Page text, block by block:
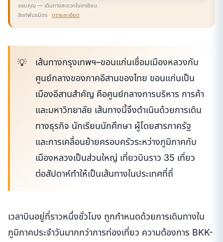
ขอบคุณ — เดินทางสะดวกในอาเซียน.
ลิงก์พันธมิตร · ดูรายละเอียด
เส้นทางกรุงเทพฯ–ขอนแก่นเชื่อมเมืองหลวงกับ
ศูนย์กลางของภาคอีสานของไทย ขอนแก่นเป็น
เมืองอีสานสำคัญ คือศูนย์กลางการบริหาร การค้า
และมหาวิทยาลัย เส้นทางนี้จึงดำเนินด้วยการเดิน
ทางธุรกิจ นักเรียนนักศึกษา ผู้โดยสารภาครัฐ
และการเคลื่อนย้ายครอบครัวระหว่างภูมิภาคกับ
เมืองหลวงเป็นส่วนใหญ่ เที่ยวบินราว 35 เที่ยว
ต่อสัปดาห์ทำให้เป็นเส้นทางในประเทศที่ถี่
เวลาบินอยู่ที่ราวหนึ่งชั่วโมง ถูกกำหนดด้วยการเดินทางใน
ภูมิภาคประจำวันมากกว่าการท่องเที่ยว ความต้องการ BKK-